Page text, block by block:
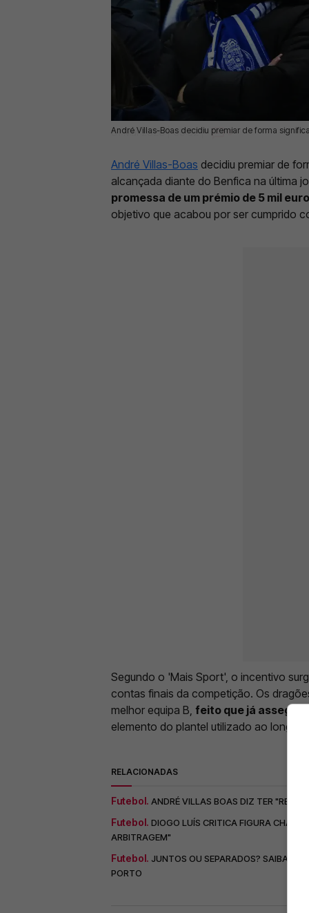
André Villas-Boas decidiu premiar de forma
31 Mai 2026 | 09:52 | 0
André Villas-Boas decidiu premiar de
alcançada diante do Benfica na última
promessa de um prémio de 5 mil
objetivo que acabou por ser cumprido
Segundo o 'Mais Sport', o incentivo
contas finais da competição. Os
melhor equipa B, feito que já
elemento do plantel utilizado ao longo
RELACIONADAS
Futebol. ANDRÉ VILLAS BOAS DIZ TER
Futebol. DIOGO LUÍS CRITICA FIGURA CHAVE
ARBITRAGEM"
Futebol. JUNTOS OU SEPARADOS? SAIBA
PORTO